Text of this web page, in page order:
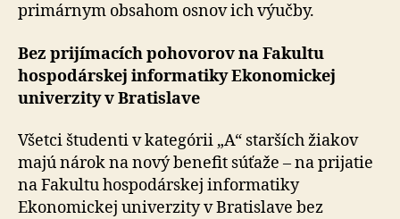
primárnym obsahom osnov ich výučby.
Bez prijímacích pohovorov na Fakultu
hospodárskej informatiky Ekonomickej
univerzity v Bratislave
Všetci študenti v kategórii „A“ starších žiakov
majú nárok na nový benefit súťaže – na prijatie
na Fakultu hospodárskej informatiky
Ekonomickej univerzity v Bratislave bez